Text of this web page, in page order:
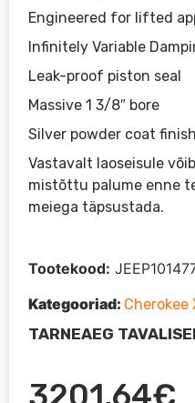
Engineered for lifted
Infinitely Variable
Leak-proof piston seal
Massive 1 3/8″ bore
Silver powder coat finish
Vastavalt laoseisule
mistõttu palume enne
meiega täpsustada.
Tootekood:
Kategooriad: Cherokee
TARNEAEG